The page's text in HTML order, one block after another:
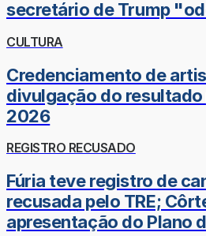
secretário de Trump
CULTURA
Credenciamento de
divulgação do
2026
REGISTRO RECUSADO
Fúria teve registro de
recusada pelo TRE;
apresentação do Plano